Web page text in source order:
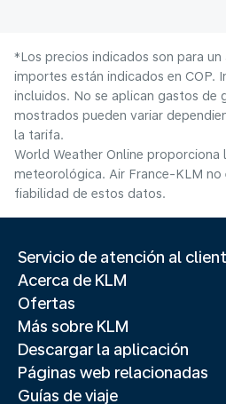
*Los precios indicados son para
importes están indicados en COP.
incluidos. No se aplican gastos de
mostrados pueden variar
la tarifa.
World Weather Online proporciona
meteorológica. Air France-KLM no
fiabilidad de estos datos.
Servicio de atención al
Acerca de KLM
Ofertas
Más sobre KLM
Descargar la aplicación
Páginas web relacionadas
Guías de viaje